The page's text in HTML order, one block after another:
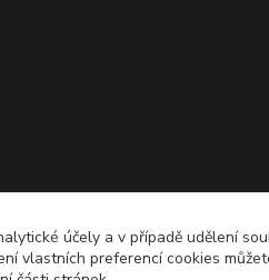
účely a v případě udělení
vlastních preferencí cookies